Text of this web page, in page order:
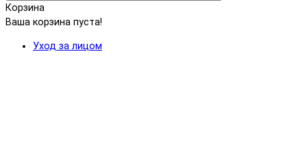
Корзина
Ваша корзина пуста!
Уход за лицом